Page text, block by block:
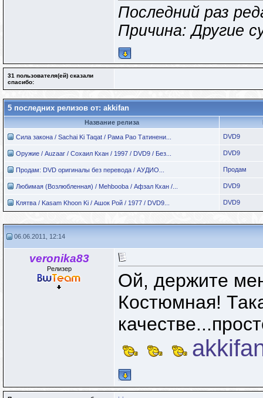
Последний раз
Причина: Другие
31 пользователя(ей) сказали
cпасибо:
5 последних релизов от: akkifan
Название релиза
Сила закона / Sachai Ki Taqat / Рама Рао Татинени... DVD9
Оружие / Auzaar / Сохаил Кхан / 1997 / DVD9 / Без... DVD9
Продам: DVD оригиналы без перевода / АУДИО... Продам
Любимая (Возлюбленная) / Mehbooba / Афзал Кхан /... DVD9
Клятва / Kasam Khoon Ki / Ашок Рой / 1977 / DVD9... DVD9
06.06.2011, 12:14
veronika83
Релизер
Ой, держите
Костюмная!